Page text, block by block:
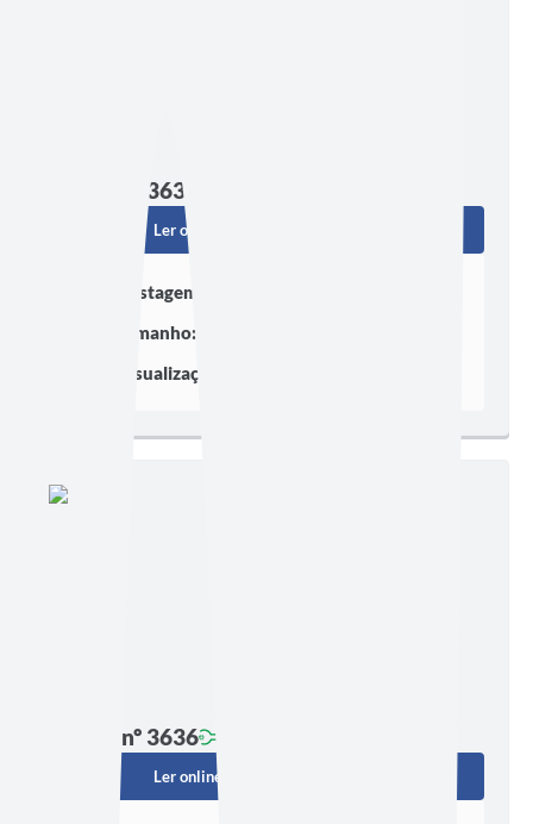
Edição nº 3637
Ler online
Postagem:
Tamanho:
Visualizações:
Edição nº 3636
Ler online